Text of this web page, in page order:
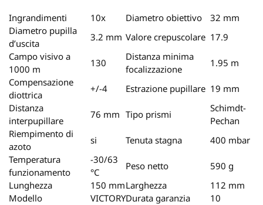
Ingrandimenti 10x Diametro obiettivo
32 mm
Diametro pupilla
d’uscita
3.2 mm Valore crepuscolare 17.9
Campo visivo a
1000 m
130
Distanza minima
focalizzazione
1.95 m
Compensazione
diottrica
+/-4 Estrazione pupillare 19 mm
Distanza
interpupillare
76 mm Tipo prismi
Schimdt-
Pechan
Riempimento di
azoto
si Tenuta stagna
400 mbar
Temperatura
funzionamento
-30/63
°C
Peso netto
590 g
Lunghezza
150 mmLarghezza
112 mm
Modello
VICTORYDurata garanzia 10